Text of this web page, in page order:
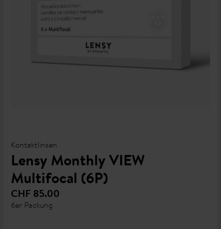
Kontaktlinsen
Lensy Monthly VIEW
Multifocal (6P)
CHF 85.00
6er Packung